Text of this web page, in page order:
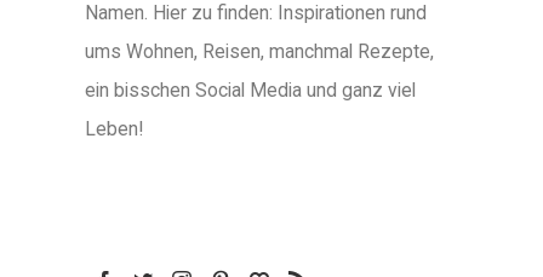
Namen. Hier zu finden: Inspirationen rund
ums Wohnen, Reisen, manchmal Rezepte,
ein bisschen Social Media und ganz viel
Leben!